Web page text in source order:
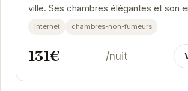
ville. Ses chambres élégantes et son
privilégié en font le choix idéal pour...
internet chambres-non-fumeurs
131€ /nuit